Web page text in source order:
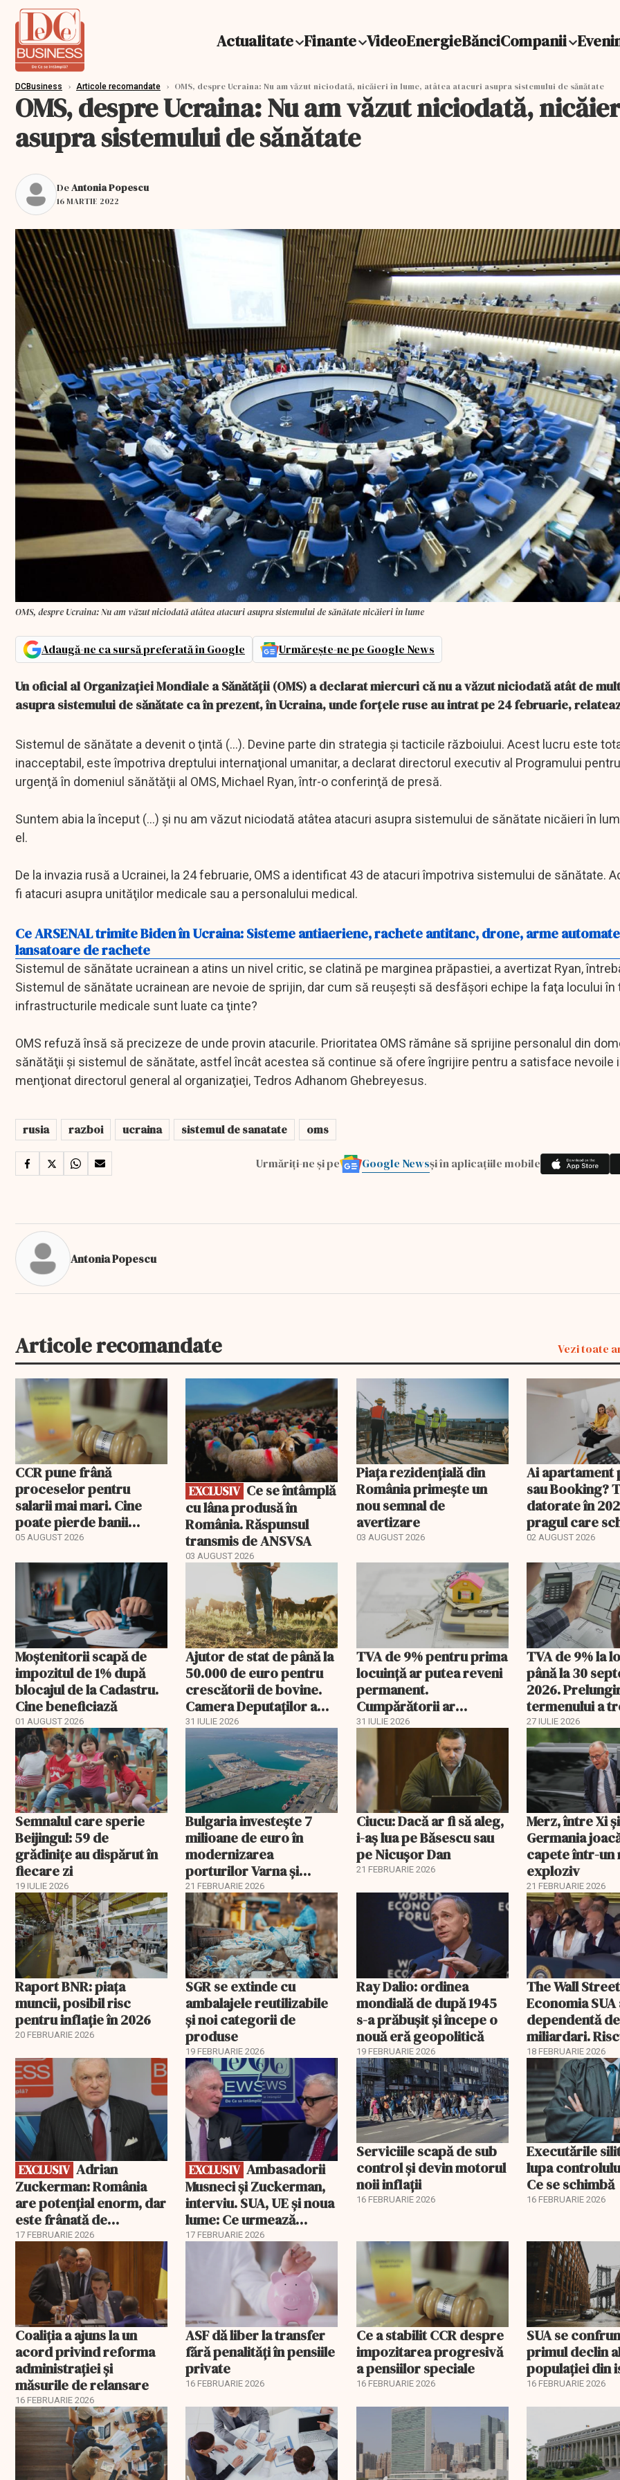
Actualitate Finante VideoEnergieBănciCompanii
DCBusiness › Articole recomandate › OMS, despre Ucraina: Nu am văzut niciodată, nicăieri în lume, atâtea atacuri asupra sistemului de sănătate
OMS, despre Ucraina: Nu am văzut niciodată,
asupra sistemului de sănătate
DeAntonia Popescu
16 MARTIE 2022
OMS, despre Ucraina: Nu am văzut niciodată atâtea atacuri asupra sistemului de sănătate nicăieri în lume
Adaugă-ne ca sursă preferată în Google Urmărește-ne pe Google News
Un oficial al Organizaţiei Mondiale a Sănătăţii (OMS) a declarat miercuri că nu a văzut niciodată atât de
asupra sistemului de sănătate ca în prezent, în Ucraina, unde forţele ruse au intrat pe 24 februarie,
Sistemul de sănătate a devenit o ţintă (...). Devine parte din strategia şi tacticile războiului. Acest lucru este
inacceptabil, este împotriva dreptului internaţional umanitar, a declarat directorul executiv al Programului
urgenţă în domeniul sănătăţii al OMS, Michael Ryan, într-o conferinţă de presă.
Suntem abia la început (...) şi nu am văzut niciodată atâtea atacuri asupra sistemului de sănătate nicăieri în
el.
De la invazia rusă a Ucrainei, la 24 februarie, OMS a identificat 43 de atacuri împotriva sistemului de sănătate.
fi atacuri asupra unităţilor medicale sau a personalului medical.
Ce ARSENAL trimite Biden în Ucraina: Sisteme antiaeriene, rachete antitanc, drone, arme
lansatoare de rachete
Sistemul de sănătate ucrainean a atins un nivel critic, se clatină pe marginea prăpastiei, a avertizat Ryan,
Sistemul de sănătate ucrainean are nevoie de sprijin, dar cum să reuşeşti să desfăşori echipe la faţa locului în
infrastructurile medicale sunt luate ca ţinte?
OMS refuză însă să precizeze de unde provin atacurile. Prioritatea OMS rămâne să sprijine personalul din
sănătăţii şi sistemul de sănătate, astfel încât acestea să continue să ofere îngrijire pentru a satisface nevoile
menţionat directorul general al organizaţiei, Tedros Adhanom Ghebreyesus.
rusia razboi ucraina sistemul de sanatate oms
Urmăriți-ne și pe Google Newsși în aplicațiile mobile
Antonia Popescu
Articole recomandate Vezi toate
CCR pune frână
proceselor pentru
salarii mai mari. Cine
poate pierde banii
ceruți statului
05 AUGUST 2026
EXCLUSIV
EXCLUSIV
cu lâna produsă în
România. Răspunsul
transmis de ANSVSA
03 AUGUST 2026
Piața rezidențială din
România primește un
nou semnal de
avertizare
03 AUGUST 2026
Ai apartament
sau Booking?
datorate în
pragul care
regimul fiscal
02 AUGUST 2026
Moștenitorii scapă de
impozitul de 1% după
blocajul de la Cadastru.
Cine beneficiază
01 AUGUST 2026
Ajutor de stat de până la
50.000 de euro pentru
crescătorii de bovine.
Camera Deputaților a
aprobat schema
31 IULIE 2026
TVA de 9% pentru prima
locuință ar putea reveni
permanent.
Cumpărătorii ar
economisi zeci de mii de
31 IULIE 2026
TVA de 9% la
până la 30
2026.
termenului a
comisia din
27 IULIE 2026
Semnalul care sperie
Beijingul: 59 de
grădinițe au dispărut în
fiecare zi
19 IULIE 2026
Bulgaria investește 7
milioane de euro în
modernizarea
porturilor Varna și
Burgas
21 FEBRUARIE 2026
Ciucu: Dacă ar fi să aleg,
i-aș lua pe Băsescu sau
pe Nicușor Dan
21 FEBRUARIE 2026
Merz, între Xi
Germania
capete într-un
exploziv
21 FEBRUARIE 2026
Raport BNR: piața
muncii, posibil risc
pentru inflație în 2026
20 FEBRUARIE 2026
SGR se extinde cu
ambalajele reutilizabile
și noi categorii de
produse
19 FEBRUARIE 2026
Ray Dalio: ordinea
mondială de după 1945
s-a prăbușit și începe o
nouă eră geopolitică
19 FEBRUARIE 2026
The Wall
Economia
dependentă de
miliardari.
pentru burse
18 FEBRUARIE 2026
EXCLUSIV
EXCLUSIV
Zuckerman: România
are potențial enorm, dar
este frânată de
corupție, companii de
stat și influența
propagandei ruse
17 FEBRUARIE 2026
EXCLUSIV
EXCLUSIV Ambasadorii
Musneci și Zuckerman,
interviu. SUA, UE și noua
lume: Ce urmează
pentru România
17 FEBRUARIE 2026
Serviciile scapă de sub
control și devin motorul
noii inflații
16 FEBRUARIE 2026
Executările
lupa
Ce se schimbă
16 FEBRUARIE 2026
Coaliția a ajuns la un
acord privind reforma
administrației și
măsurile de relansare
16 FEBRUARIE 2026
ASF dă liber la transfer
fără penalități în pensiile
private
16 FEBRUARIE 2026
Ce a stabilit CCR despre
impozitarea progresivă
a pensiilor speciale
16 FEBRUARIE 2026
SUA se
primul declin
populației din
16 FEBRUARIE 2026